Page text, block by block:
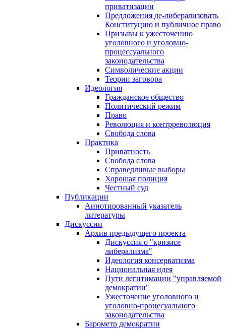
приватизации
Предложения де-либерализовать
Конституцию и публичное право
Призывы к ужесточению
уголовного и уголовно-
процессуального
законодательства
Символические акции
Теории заговора
Идеология
Гражданское общество
Политический режим
Право
Революция и контрреволюция
Свобода слова
Практика
Приватность
Свобода слова
Справедливые выборы
Хорошая полиция
Честный суд
Публикации
Аннотированный указатель
литературы
Дискуссии
Архив предыдущего проекта
Дискуссия о "кризисе
либерализма"
Идеология консерватизма
Национальная идея
Пути легитимации "управляемой
демократии"
Ужесточение уголовного и
уголовно-процесуального
законодательства
Барометр демократии